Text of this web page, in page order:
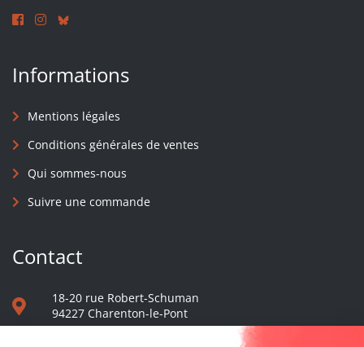
Informations
Mentions légales
Conditions générales de ventes
Qui sommes-nous
Suivre une commande
Contact
18-20 rue Robert-Schuman
94227 Charenton-le-Pont